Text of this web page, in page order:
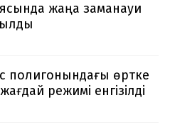
жаңа заманауи
полигонындағы өртке
режимі енгізілді